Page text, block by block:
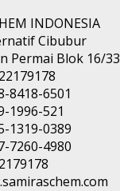
INDONESIA
Cibubur
Permai Blok 16/33
8418-6501
1996-521
1319-0389
7260-4980